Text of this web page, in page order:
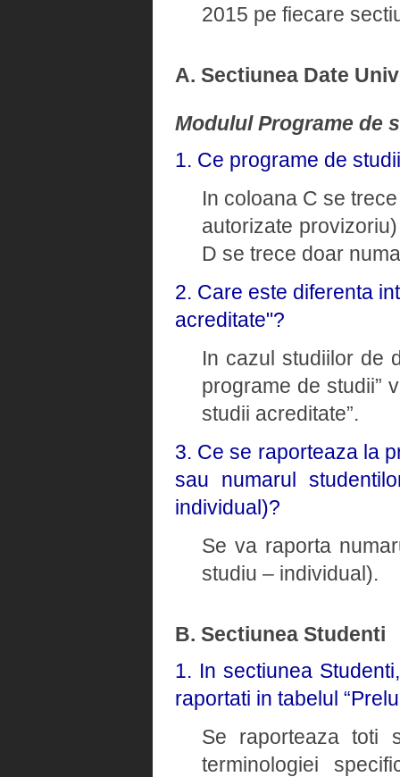
2015 pe fiecare
A. Sectiunea Date
Modulul Programe de
1. Ce programe de
In coloana C se
autorizate
D se trece doar
2. Care este diferenta
acreditate"?
In cazul studiilor de
programe de studii”
studii acreditate”.
3. Ce se raporteaza la
sau numarul
individual)?
Se va raporta
studiu – individual).
B. Sectiunea Studenti
1. In sectiunea
raportati in tabelul
Se raporteaza toti
terminologiei